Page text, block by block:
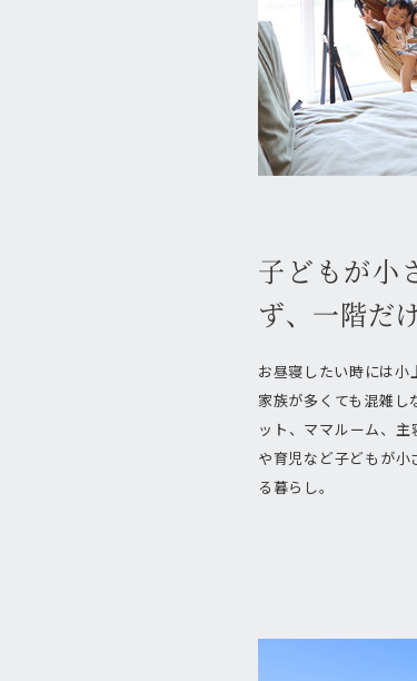
子どもが小
ず、一階だ
お昼寝したい時には小
家族が多くても混雑し
ット、ママルーム、
や育児など子どもが
る暮らし。